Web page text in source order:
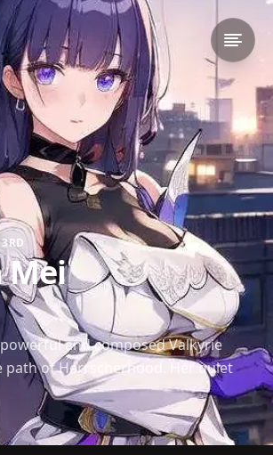
Mei
and composed Valkyrie
path of Herrscherhood. Her quiet
loyalty make her one of the
in *Honkai Impact 3rd*.